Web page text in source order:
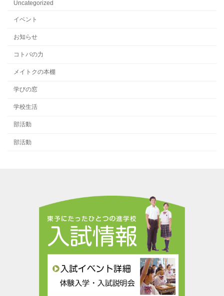
Uncategorized
イベント
お知らせ
コトバの力
メイトクの本棚
学びの窓
学校生活
部活動
部活動